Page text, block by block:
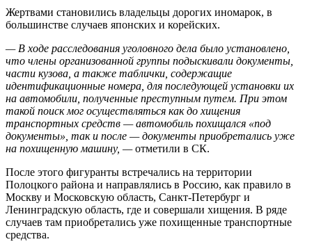
Жертвами становились владельцы дорогих иномарок, в
большинстве случаев японских и корейских.
— В ходе расследования уголовного дела было установлено,
что члены организованной группы подыскивали документы,
части кузова, а также таблички, содержащие
идентификационные номера, для последующей установки их
на автомобили, полученные преступным путем. При этом
такой поиск мог осуществляться как до хищения
транспортных средств — автомобиль похищался «под
документы», так и после — документы приобретались уже
на похищенную машину, —отметили в СК.
После этого фигуранты встречались на территории
Полоцкого района и направлялись в Россию, как правило в
Москву и Московскую область, Санкт-Петербург и
Ленинградскую область, где и совершали хищения. В ряде
случаев там приобретались уже похищенные транспортные
средства.